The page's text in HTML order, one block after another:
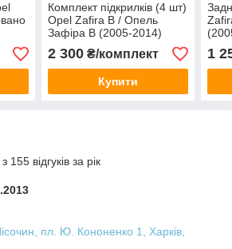
Комплект підкрилків (4 шт)
Opel Zafira B / Опель
Зафіра B (2005-2014)
2 300₴/комплект
Купити
1
відгуків за рік
пл. Ю. Кононенко 1, Харків,